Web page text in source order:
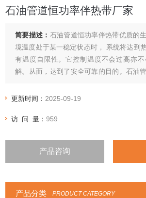
石油管道恒功率伴热带厂家
简要描述： 石油管道恒功率伴热带优质的
境温度处于某一稳定状态时， 系统将达到
有温度自限性。它控制温度不会过高亦
解。从而，达到了安全可靠的目的。石油
更新时间： 2025-09-19
访 问 量：959
产品咨询
产品分类 PRODUCT CATEGORY